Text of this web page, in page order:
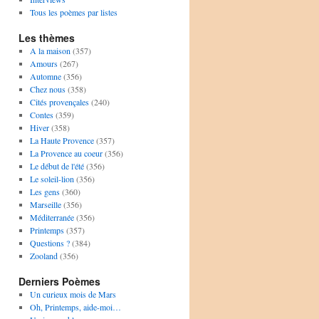
Tous les poèmes par listes
Les thèmes
A la maison (357)
Amours(267)
Automne(356)
Chez nous(358)
Cités provençales(240)
Contes(359)
Hiver(358)
La Haute Provence(357)
La Provence au coeur(356)
Le début de l'été(356)
Le soleil-lion (356)
Les gens(360)
Marseille(356)
Méditerranée(356)
Printemps(357)
Questions ?(384)
Zooland(356)
Derniers Poèmes
Un curieux mois de Mars
Oh, Printemps, aide-moi…